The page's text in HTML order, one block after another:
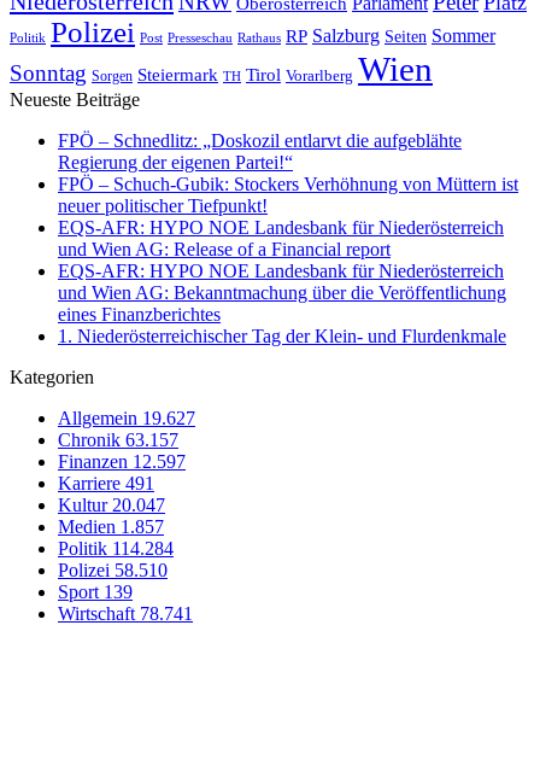
Politik Polizei Post Presseschau Rathaus RP Salzburg Seiten Sommer
Sonntag Sorgen Steiermark TH Tirol Vorarlberg Wien
Neueste Beiträge
FPÖ – Schnedlitz: „Doskozil entlarvt die aufgeblähte
Regierung der eigenen Partei!“
FPÖ – Schuch-Gubik: Stockers Verhöhnung von Müttern ist
neuer politischer Tiefpunkt!
EQS-AFR: HYPO NOE Landesbank für Niederösterreich
und Wien AG: Release of a Financial report
EQS-AFR: HYPO NOE Landesbank für Niederösterreich
und Wien AG: Bekanntmachung über die Veröffentlichung
eines Finanzberichtes
1. Niederösterreichischer Tag der Klein- und Flurdenkmale
Kategorien
Allgemein 19.627
Chronik 63.157
Finanzen 12.597
Karriere 491
Kultur 20.047
Medien 1.857
Politik 114.284
Polizei 58.510
Sport 139
Wirtschaft 78.741